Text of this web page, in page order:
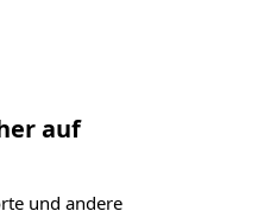
auf
und andere